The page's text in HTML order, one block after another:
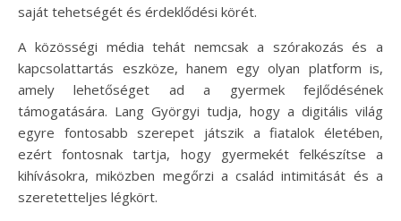
saját tehetségét és érdeklődési körét.
A közösségi média tehát nemcsak a szórakozás és a
kapcsolattartás eszköze, hanem egy olyan platform is,
amely lehetőséget ad a gyermek fejlődésének
támogatására. Lang Györgyi tudja, hogy a digitális világ
egyre fontosabb szerepet játszik a fiatalok életében,
ezért fontosnak tartja, hogy gyermekét felkészítse a
kihívásokra, miközben megőrzi a család intimitását és a
szeretetteljes légkört.